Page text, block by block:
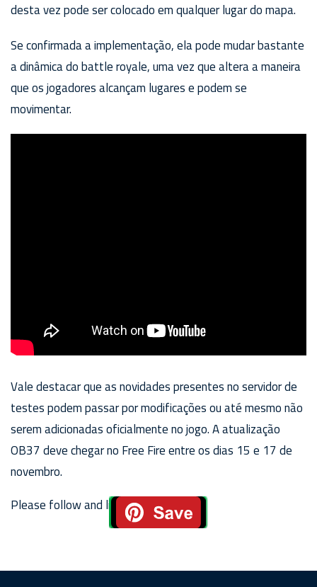
desta vez pode ser colocado em qualquer lugar do mapa.
Se confirmada a implementação, ela pode mudar bastante
a dinâmica do battle royale, uma vez que altera a maneira
que os jogadores alcançam lugares e podem se
movimentar.
Vale destacar que as novidades presentes no servidor de
testes podem passar por modificações ou até mesmo não
serem adicionadas oficialmente no jogo. A atualização
OB37 deve chegar no Free Fire entre os dias 15 e 17 de
novembro.
Please follow and like us: